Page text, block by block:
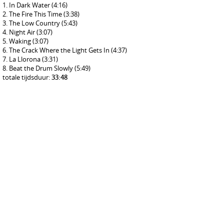
In Dark Water(4:16)
The Fire This Time(3:38)
The Low Country(5:43)
Night Air(3:07)
Waking(3:07)
The Crack Where the Light Gets In (4:37)
La Llorona(3:31)
Beat the Drum Slowly(5:49)
totale tijdsduur:33:48